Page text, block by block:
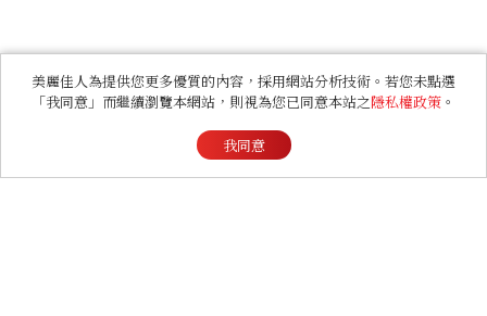
美麗佳人為提供您更多優質的內容，採用網站分析技術。若您未點選
「我同意」而繼續瀏覽本網站，則視為您已同意本站之隱私權政策 。
我同意